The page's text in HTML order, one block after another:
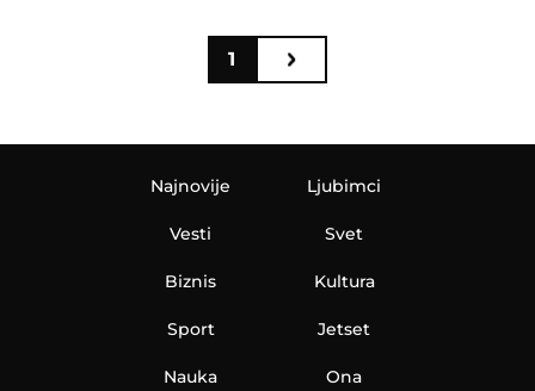
1
Najnovije
Vesti
Biznis
Sport
Nauka
Ljubimci
Svet
Kultura
Jetset
Ona